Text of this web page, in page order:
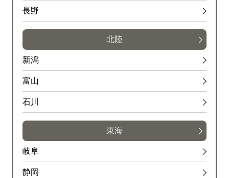
長野
北陸
新潟
富山
石川
東海
岐阜
静岡